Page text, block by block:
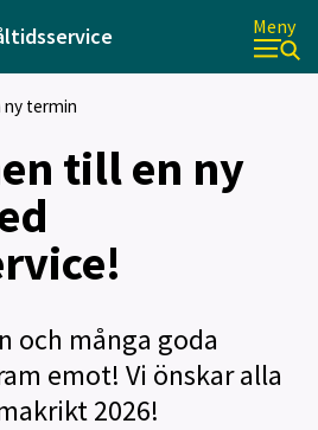
Meny
ny termin
till en ny
och många goda
emot! Vi önskar alla
2026!